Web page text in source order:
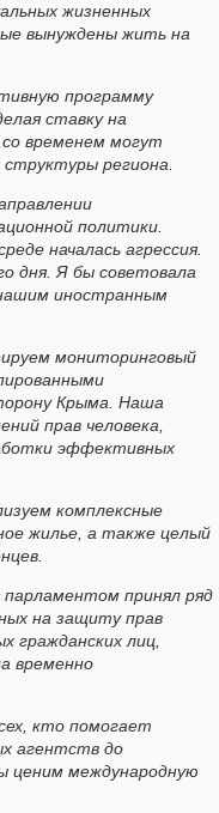
жизненных
вынуждены жить на
программу
ставку на
временем могут
региона.
политики.
началась агрессия.
дня. Я бы советовала
иностранным
мониторинговый
Крыма. Наша
прав человека,
эффективных
комплексные
жилье, а также целый
принял ряд
на защиту прав
гражданских лиц,
временно
кто помогает
агентств до
ценим международную